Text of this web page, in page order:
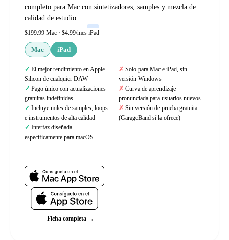
completo para Mac con sintetizadores, samples y mezcla de
calidad de estudio.
$199.99 Mac · $4.99/mes iPad
Mac iPad
El mejor rendimiento en Apple
Silicon de cualquier DAW
Pago único con actualizaciones
gratuitas indefinidas
Incluye miles de samples, loops
e instrumentos de alta calidad
Interfaz diseñada
específicamente para macOS
Solo para Mac e iPad, sin
versión Windows
Curva de aprendizaje
pronunciada para usuarios nuevos
Sin versión de prueba gratuita
(GarageBand sí la ofrece)
Ficha completa →